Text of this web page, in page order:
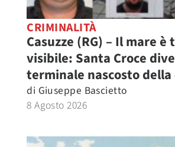
CRIMINALITÀ
Casuzze (RG) – Il mare è
visibile: Santa Croce
terminale nascosto della
di Giuseppe Bascietto
8 Agosto 2026